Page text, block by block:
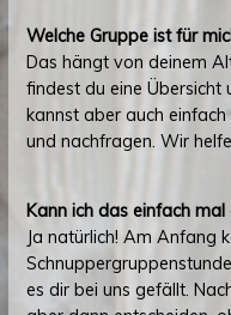
Welche Gruppe ist für
Das hängt von deinem
findest du eine Übersicht
kannst aber auch einfach
und nachfragen. Wir
Kann ich das einfach
Ja natürlich! Am Anfang
es dir bei uns gefällt.